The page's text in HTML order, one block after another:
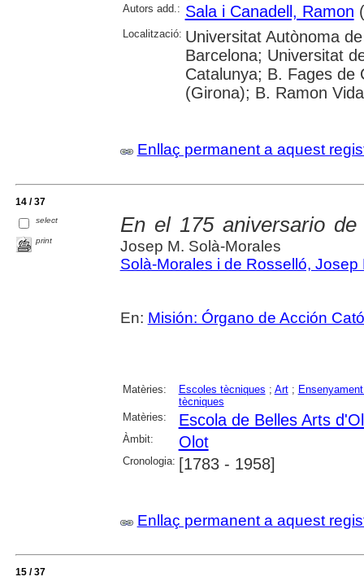
Autors add.: Sala i Canadell, Ramon
Localització: Universitat Autònoma
Barcelona; Universitat
Catalunya; B. Fages de
(Girona); B. Ramon
Enllaç permanent a aquest
14 / 37
select
print
En el 175 aniversario
Josep M. Solà-Morales
Solà-Morales i de Rosselló, Josep
En: Misión: Órgano de Acción
Matèries: Escoles tècniques ; Art;
tècniques
Matèries:
Escola de Belles Arts
Àmbit: Olot
Cronologia: [1783 - 1958]
Enllaç permanent a aquest
15 / 37